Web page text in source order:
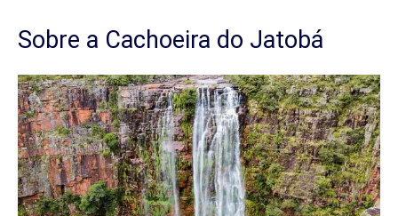
Sobre a Cachoeira do Jatobá